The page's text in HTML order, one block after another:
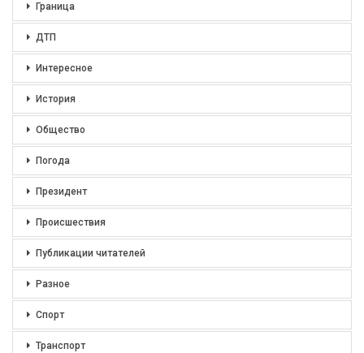
Граница
ДТП
Интересное
История
Общество
Погода
Президент
Происшествия
Публикации читателей
Разное
Спорт
Транспорт